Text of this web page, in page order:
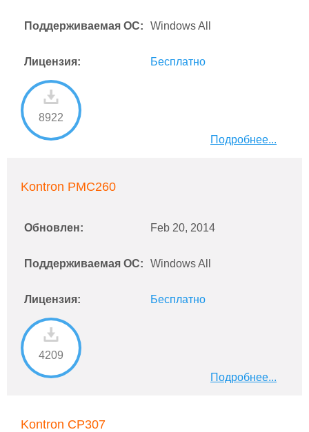
Поддерживаемая ОС: Windows All
Лицензия: Бесплатно
8922
Подробнее...
Kontron PMC260
Обновлен: Feb 20, 2014
Поддерживаемая ОС: Windows All
Лицензия: Бесплатно
4209
Подробнее...
Kontron CP307